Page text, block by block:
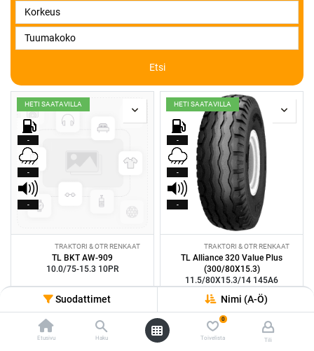
Suodattimet Nimi (A-Ö)
Etusivu Haku
0
Toivelista Tili
Etsi
HETI SAATAVILLA
-
-
-
TRAKTORI & OTR RENKAAT
TL BKT AW-909
10.0/75-15.3 10PR
130,00€/kpl
HETI SAATAVILLA
-
-
-
TRAKTORI & OTR RENKAAT
TL Alliance 320 Value Plus
(300/80X15.3)
11.5/80X15.3/14 145A6
134,00€/kpl
HETI SAATAVILLA HETI SAATAVILLA